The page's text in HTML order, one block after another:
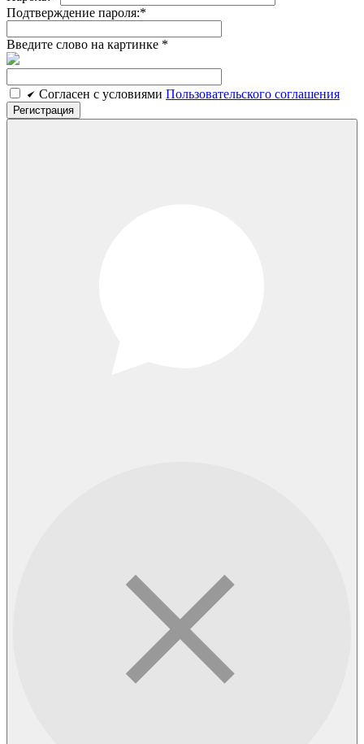
Подтверждение пароля:*
Введите слово на картинке *
Cогласен c условиями Пользовательского соглашения